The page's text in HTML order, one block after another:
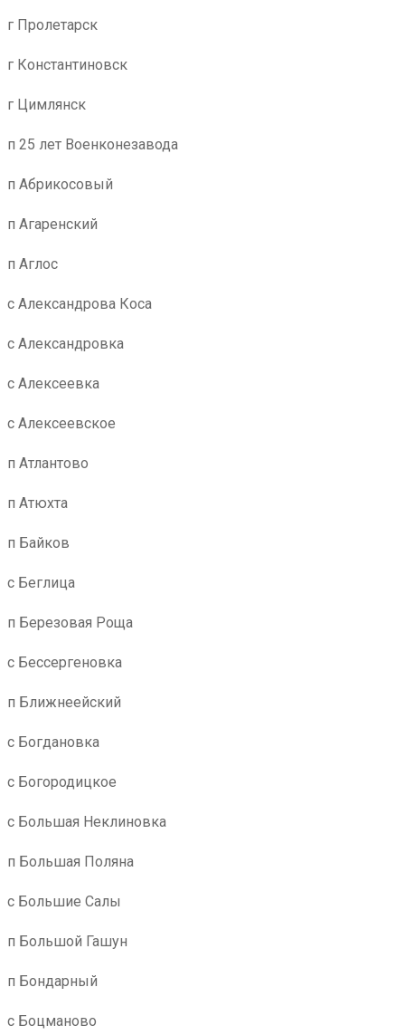
г Пролетарск
г Константиновск
г Цимлянск
п 25 лет Военконезавода
п Абрикосовый
п Агаренский
п Аглос
с Александрова Коса
с Александровка
с Алексеевка
с Алексеевское
п Атлантово
п Атюхта
п Байков
с Беглица
п Березовая Роща
с Бессергеновка
п Ближнеейский
с Богдановка
с Богородицкое
с Большая Неклиновка
п Большая Поляна
с Большие Салы
п Большой Гашун
п Бондарный
с Боцманово